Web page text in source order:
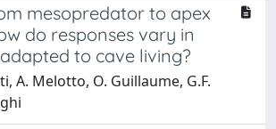
mesopredator to apex
do responses vary in
to cave living?
A. Melotto, O. Guillaume, G.F.